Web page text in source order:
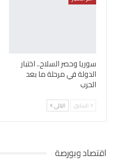
سوريا وحصر السلاح.. اختبار
الدولة في مرحلة ما بعد
الحرب
السابق التالي
اقتصاد وبورصة